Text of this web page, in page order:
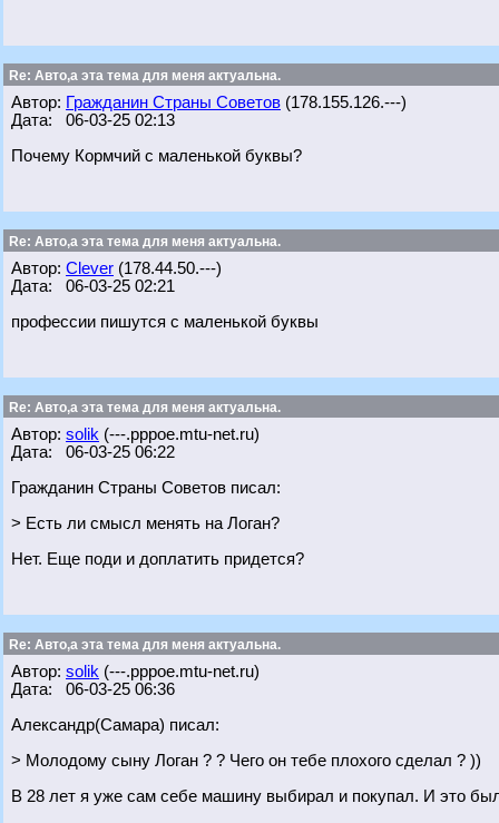
Re: Авто,а эта тема для меня актуальна.
Автор: Гражданин Страны Советов (178.155.126.---)
Дата: 06-03-25 02:13
Почему Кормчий с маленькой буквы?
Re: Авто,а эта тема для меня актуальна.
Автор: Clever (178.44.50.---)
Дата: 06-03-25 02:21
профессии пишутся с маленькой буквы
Re: Авто,а эта тема для меня актуальна.
Автор: solik (---.pppoe.mtu-net.ru)
Дата: 06-03-25 06:22
Гражданин Страны Советов писал:
> Есть ли смысл менять на Логан?
Нет. Еще поди и доплатить придется?
Re: Авто,а эта тема для меня актуальна.
Автор: solik (---.pppoe.mtu-net.ru)
Дата: 06-03-25 06:36
Александр(Самара) писал:
> Молодому сыну Логан ? ? Чего он тебе плохого сделал ? ))
В 28 лет я уже сам себе машину выбирал и покупал. И это